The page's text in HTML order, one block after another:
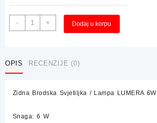
-
Zidna
Brodska
Lampa
količina
+ Dodaj u korpu
OPIS RECENZIJE (0)
Zidna Brodska Svjetiljka / Lampa LUMERA 6W
Snaga: 6 W